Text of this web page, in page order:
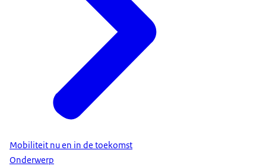
Mobiliteit nu en in de toekomst
Onderwerp